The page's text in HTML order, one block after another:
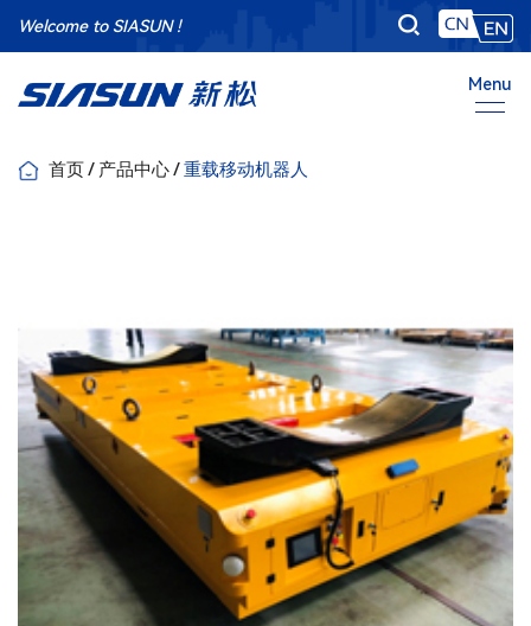
Menu
Welcome to SIASUN !
首页/ 产品中心/重载移动机器人